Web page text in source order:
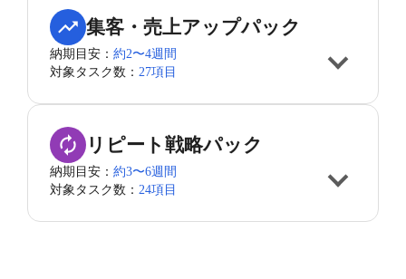
集客・売上アップパック
納期目安：約2〜4週間
対象タスク数： 27項目
リピート戦略パック
納期目安：約3〜6週間
対象タスク数： 24項目